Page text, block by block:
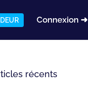
Connexion ➜
récents